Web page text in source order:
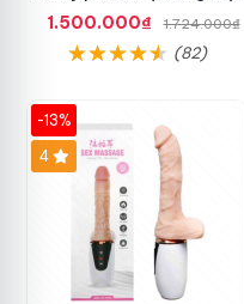
đa tính năng sạc điện
1.500.000₫ 1.724.000₫
(82)
-13%
Hot
4